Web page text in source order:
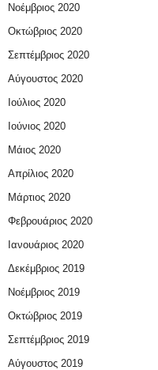
Νοέμβριος 2020
Οκτώβριος 2020
Σεπτέμβριος 2020
Αύγουστος 2020
Ιούλιος 2020
Ιούνιος 2020
Μάιος 2020
Απρίλιος 2020
Μάρτιος 2020
Φεβρουάριος 2020
Ιανουάριος 2020
Δεκέμβριος 2019
Νοέμβριος 2019
Οκτώβριος 2019
Σεπτέμβριος 2019
Αύγουστος 2019